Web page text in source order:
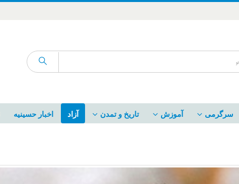
سرگرمی آموزش تاریخ و تمدن آزاد اخبار حسینیه